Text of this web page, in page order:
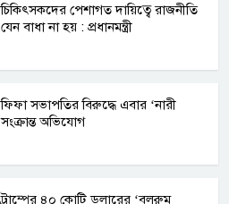
চিকিৎসকদের পেশাগত দায়িত্বে রাজনীতি
যেন বাধা না হয় : প্রধানমন্ত্রী
ফিফা সভাপতির বিরুদ্ধে এবার ‘নারী
সংক্রান্ত অভিযোগ
ট্রাম্পের ৪০ কোটি ডলারের ‘বলরুম